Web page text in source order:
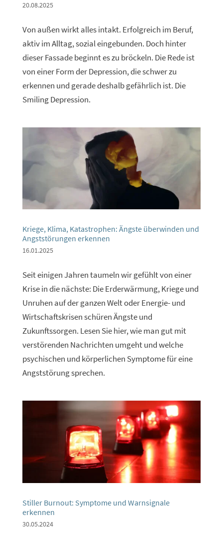
20.08.2025
Von außen wirkt alles intakt. Erfolgreich im Beruf,
aktiv im Alltag, sozial eingebunden. Doch hinter
dieser Fassade beginnt es zu bröckeln. Die Rede ist
von einer Form der Depression, die schwer zu
erkennen und gerade deshalb gefährlich ist. Die
Smiling Depression.
Kriege, Klima, Katastrophen: Ängste überwinden und
Angststörungen erkennen
16.01.2025
Seit einigen Jahren taumeln wir gefühlt von einer
Krise in die nächste: Die Erderwärmung, Kriege und
Unruhen auf der ganzen Welt oder Energie- und
Wirtschaftskrisen schüren Ängste und
Zukunftssorgen. Lesen Sie hier, wie man gut mit
verstörenden Nachrichten umgeht und welche
psychischen und körperlichen Symptome für eine
Angststörung sprechen.
Stiller Burnout: Symptome und Warnsignale
erkennen
30.05.2024